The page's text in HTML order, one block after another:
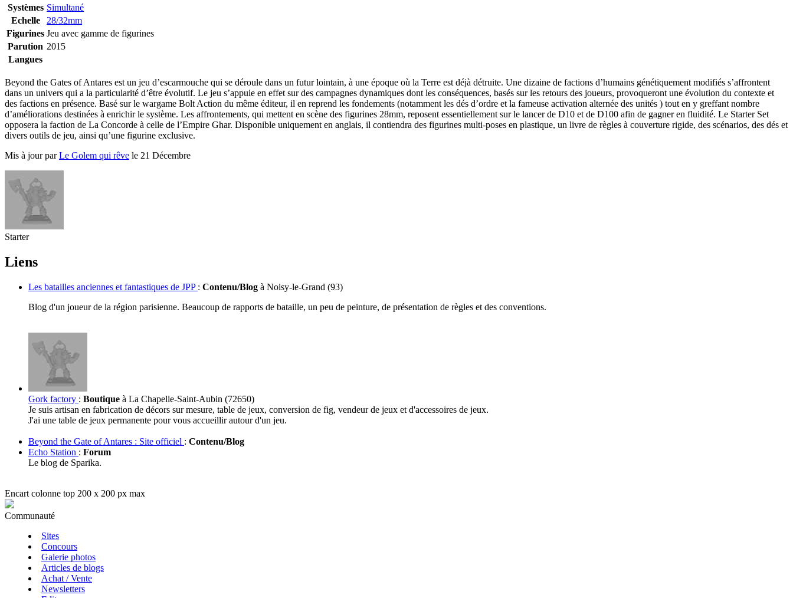
Systèmes Simultané
Echelle
28/32mm
Figurines Jeu avec gamme de figurines
Parution 2015
Langues
Beyond the Gates of Antares est un jeu d’escarmouche qui se déroule dans un futur lointain, à une époque où la Terre est déjà détruite. Une dizaine de factions d’humains génétiquement modifiés s’affrontent
dans un univers qui a la particularité d’être évolutif. Le jeu s’appuie en effet sur des campagnes dynamiques dont les conséquences, basés sur les retours des joueurs, provoqueront une évolution du contexte et
des factions en présence. Basé sur le wargame Bolt Action du même éditeur, il en reprend les fondements (notamment les dés d’ordre et la fameuse activation alternée des unités ) tout en y greffant nombre
d’améliorations destinées à enrichir le système. Les affrontements, qui mettent en scène des figurines 28mm, reposent essentiellement sur le lancer de D10 et de D100 afin de gagner en fluidité. Le Starter Set
opposera la faction de La Concorde à celle de l’Empire Ghar. Disponible uniquement en anglais, il contiendra des figurines multi-poses en plastique, un livre de règles à couverture rigide, des scénarios, des dés et
divers outils de jeu, ainsi qu’une figurine exclusive.
Mis à jour parLe Golem qui rêve le 21 Décembre
Starter
Liens
Les batailles anciennes et fantastiques de JPP : Contenu/Blog à Noisy-le-Grand (93)
Blog d'un joueur de la région parisienne. Beaucoup de rapports de bataille, un peu de peinture, de présentation de règles et des conventions.
Gork factory : Boutique à La Chapelle-Saint-Aubin (72650)
Je suis artisan en fabrication de décors sur mesure, table de jeux, conversion de fig, vendeur de jeux et d'accessoires de jeux.
J'ai une table de jeux permanente pour vous accueillir autour d'un jeu.
Beyond the Gate of Antares : Site officiel : Contenu/Blog
Echo Station : Forum
Le blog de Sparika.
Encart colonne top 200 x 200 px max
Communauté
Sites
Concours
Galerie photos
Articles de blogs
Achat / Vente
Newsletters